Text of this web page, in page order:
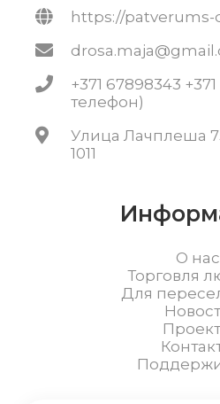
https://patverums-
+371 67898343
телефон)
Улица Лачплеша
1011
О нас
Торговля
Для